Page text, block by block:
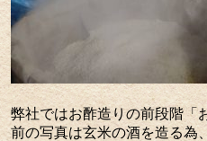
弊社ではお酢造りの前段階「
前の写真は玄米の酒を造る為